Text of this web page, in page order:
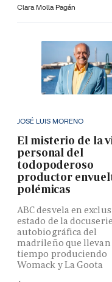
Clara Molla Pagán
JOSÉ LUIS MORENO
El misterio de la
personal del
todopoderoso
productor
polémicas
ABC desvela en
estado de la docuserie
autobiográfica del
madrileño que llevan
tiempo produciendo
Womack y La Goota